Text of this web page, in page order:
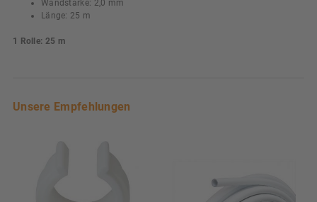
Wandstärke: 2,0 mm
Länge: 25 m
1 Rolle: 25 m
Unsere Empfehlungen